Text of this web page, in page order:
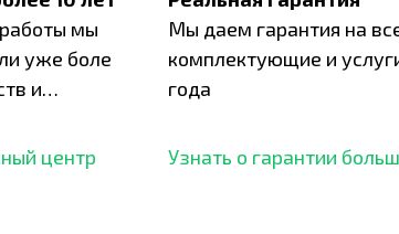
мы
уже боле
и
центр
Мы даем гарантия на
комплектующие и
года
Узнать о гарантии